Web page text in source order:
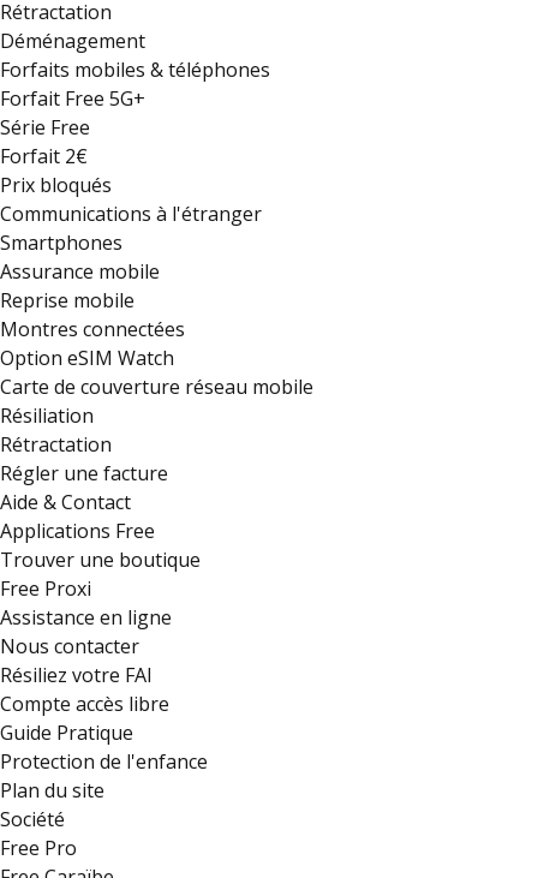
Rétractation
Déménagement
Forfaits mobiles & téléphones
Forfait Free 5G+
Série Free
Forfait 2€
Prix bloqués
Communications à l'étranger
Smartphones
Assurance mobile
Reprise mobile
Montres connectées
Option eSIM Watch
Carte de couverture réseau mobile
Résiliation
Rétractation
Régler une facture
Aide & Contact
Applications Free
Trouver une boutique
Free Proxi
Assistance en ligne
Nous contacter
Résiliez votre FAI
Compte accès libre
Guide Pratique
Protection de l'enfance
Plan du site
Société
Free Pro